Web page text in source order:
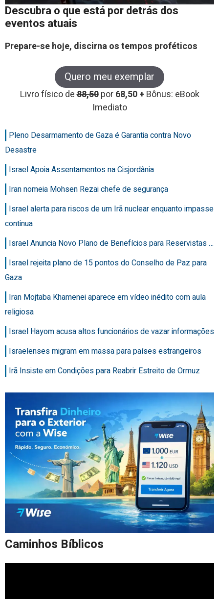
Descubra o que está por detrás dos
eventos atuais
Prepare-se hoje, discirna os tempos proféticos
Quero meu exemplar
Livro físico de88,50 por68,50 +Bônus: eBook
Imediato
Pleno Desarmamento de Gaza é Garantia contra Novo
Desastre
Israel Apoia Assentamentos na Cisjordânia
Iran nomeia Mohsen Rezai chefe de segurança
Israel alerta para riscos de um Irã nuclear enquanto impasse
continua
Israel Anuncia Novo Plano de Benefícios para Reservistas …
Israel rejeita plano de 15 pontos do Conselho de Paz para
Gaza
Iran Mojtaba Khamenei aparece em vídeo inédito com aula
religiosa
Israel Hayom acusa altos funcionários de vazar informações
Israelenses migram em massa para países estrangeiros
Irã Insiste em Condições para Reabrir Estreito de Ormuz
Caminhos Bíblicos